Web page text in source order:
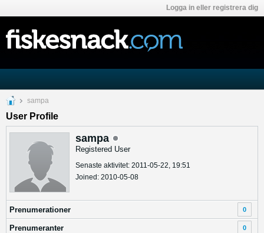
Logga in eller registrera dig
sampa
User Profile
sampa
Registered User
Senaste aktivitet: 2011-05-22, 19:51
Joined: 2010-05-08
Prenumerationer 0
Prenumeranter 0